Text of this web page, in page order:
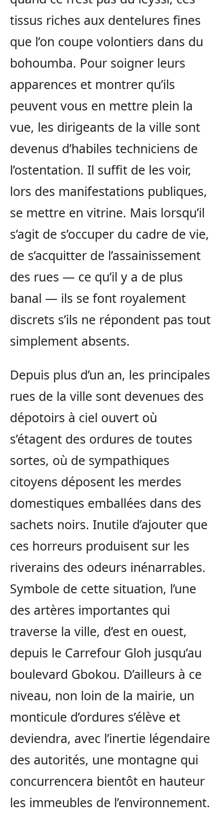
tissus riches aux dentelures fines
que l’on coupe volontiers dans du
bohoumba. Pour soigner leurs
apparences et montrer qu’ils
peuvent vous en mettre plein la
vue, les dirigeants de la ville sont
devenus d’habiles techniciens de
l’ostentation. Il suffit de les voir,
lors des manifestations publiques,
se mettre en vitrine. Mais lorsqu’il
s’agit de s’occuper du cadre de vie,
de s’acquitter de l’assainissement
des rues — ce qu’il y a de plus
banal — ils se font royalement
discrets s’ils ne répondent pas tout
simplement absents.
Depuis plus d’un an, les principales
rues de la ville sont devenues des
dépotoirs à ciel ouvert où
s’étagent des ordures de toutes
sortes, où de sympathiques
citoyens déposent les merdes
domestiques emballées dans des
sachets noirs. Inutile d’ajouter que
ces horreurs produisent sur les
riverains des odeurs inénarrables.
Symbole de cette situation, l’une
des artères importantes qui
traverse la ville, d’est en ouest,
depuis le Carrefour Gloh jusqu’au
boulevard Gbokou. D’ailleurs à ce
niveau, non loin de la mairie, un
monticule d’ordures s’élève et
deviendra, avec l’inertie légendaire
des autorités, une montagne qui
concurrencera bientôt en hauteur
les immeubles de l’environnement.